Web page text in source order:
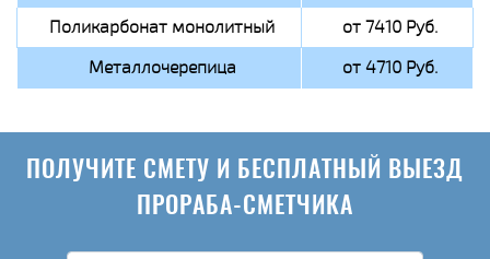
Поликарбонат монолитный
от 7410 Руб.
Металлочерепица
от 4710 Руб.
ПОЛУЧИТЕ СМЕТУ И БЕСПЛАТНЫЙ ВЫЕЗД
ПРОРАБА-СМЕТЧИКА